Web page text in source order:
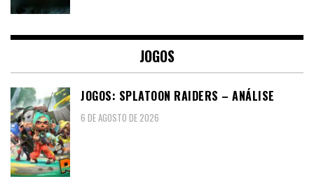
JOGOS
JOGOS: SPLATOON RAIDERS – ANÁLISE
6 DE AGOSTO DE 2026